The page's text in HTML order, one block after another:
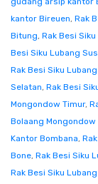
kantor Bireuen, Rak
Bitung, Rak Besi
Besi Siku Lubang
Rak Besi Siku
Selatan, Rak Besi
Mongondow Timur,
Bolaang Mongondow
Kantor Bombana,
Bone, Rak Besi Siku
Rak Besi Siku